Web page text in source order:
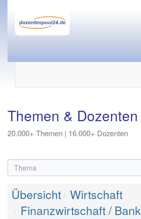
Themen & Dozenten
20.000+ Themen | 16.000+ Dozenten
Übersicht Wirtschaft
Finanzwirtschaft /